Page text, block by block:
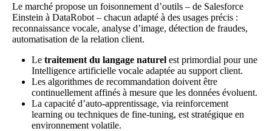
Le marché propose un foisonnement d’outils – de Salesforce
Einstein à DataRobot – chacun adapté à des usages précis :
reconnaissance vocale, analyse d’image, détection de fraudes,
automatisation de la relation client.
Le traitement du langage naturel est primordial pour une
Intelligence artificielle vocale adaptée au support client.
Les algorithmes de recommandation doivent être
continuellement affinés à mesure que les données évoluent.
La capacité d’auto-apprentissage, via reinforcement
learning ou techniques de fine-tuning, est stratégique en
environnement volatile.